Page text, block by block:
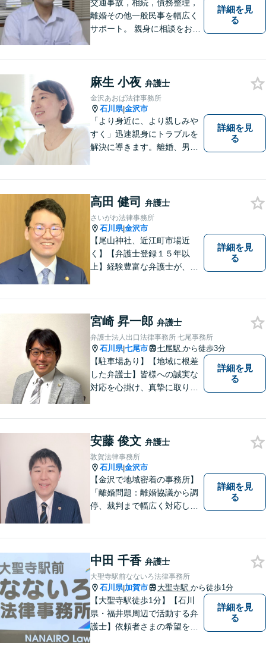
交通事故，相続，債務整理，
離婚その他一般民事を幅広く
サポート。 親身に相談をお聞
詳細を見
る
麻生 小夜 弁護士
金沢あおば法律事務所
石川県|金沢市
「より身近に、より親しみや
すく」迅速親身にトラブルを
解決に導きます。離婚、男女
にご相談ください。
詳細を見
る
高田 健司 弁護士
さいがわ法律事務所
石川県|金沢市
【尾山神社、近江町市場近
く】【弁護士登録１５年以
上】経験豊富な弁護士が、誠
詳細を見
る
宮崎 昇一郎 弁護士
弁護士法人出口法律事務所 七尾事務所
石川県|七尾市 七尾駅 から徒歩3分
【駐車場あり】【地域に根差
した弁護士】皆様への誠実な
対応を心掛け、真摯に取り組
法的サービスを提供しており
ますので，どうぞ宜しくお願
い申し上げます。
詳細を見
る
安藤 俊文 弁護士
敦賀法律事務所
石川県|金沢市
【金沢で地域密着の事務所】
「離婚問題：離婚協議から調
停、裁判まで幅広く対応し、
弁護士が介入することで賠償
金の大幅な増額が実現できる
ケースあり」【休日・夜間相
談可】
詳細を見
る
中田 千香 弁護士
大聖寺駅前なないろ法律事務所
石川県|加賀市 大聖寺駅 から徒歩1分
【大聖寺駅徒歩1分】【石川
県・福井県周辺で活動する弁
護士】依頼者さまの希望を尊
詳細を見
る